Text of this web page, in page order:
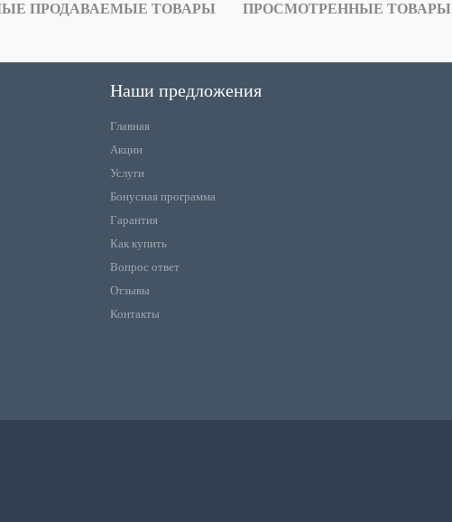
ПРОДАВАЕМЫЕ ТОВАРЫ ПРОСМОТРЕННЫЕ ТОВАРЫ
Наши предложения
Главная
Акции
Услуги
Бонусная программа
Гарантия
Как купить
Вопрос ответ
Отзывы
Контакты